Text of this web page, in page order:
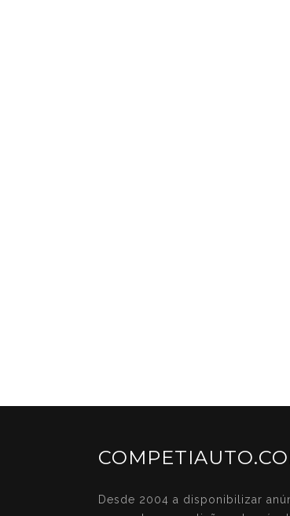
Desde 2004 a disponibilizar